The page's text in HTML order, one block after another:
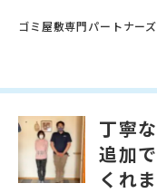
ゴミ屋敷専門パートナー
丁寧
追加
くれ